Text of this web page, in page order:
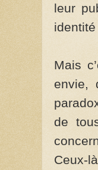
leur
Mais
envie,
de
Ceux-